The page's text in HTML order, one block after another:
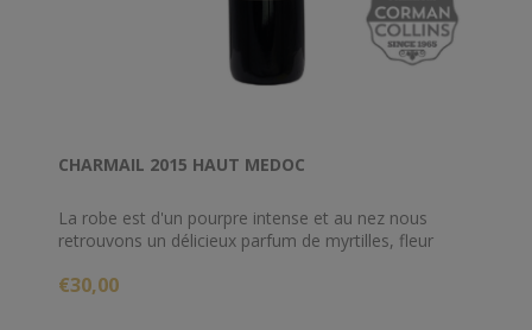
CHARMAIL 2015 HAUT MEDOC
La robe est d'un pourpre intense et au nez nous
retrouvons un délicieux parfum de myrtilles, fleur
souvent loué par les dégustateurs et pour cause,
€30,00